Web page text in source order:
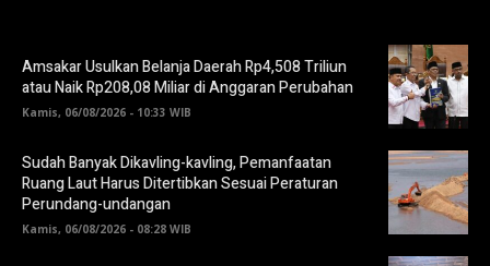
Amsakar Usulkan Belanja Daerah Rp4,508 Triliun
atau Naik Rp208,08 Miliar di Anggaran Perubahan
Kamis, 06/08/2026 - 10:33 WIB
Sudah Banyak Dikavling-kavling, Pemanfaatan
Ruang Laut Harus Ditertibkan Sesuai Peraturan
Perundang-undangan
Kamis, 06/08/2026 - 08:28 WIB